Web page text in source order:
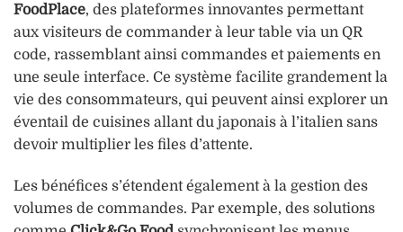
FoodPlace, des plateformes innovantes permettant
aux visiteurs de commander à leur table via un QR
code, rassemblant ainsi commandes et paiements en
une seule interface. Ce système facilite grandement la
vie des consommateurs, qui peuvent ainsi explorer un
éventail de cuisines allant du japonais à l’italien sans
devoir multiplier les files d’attente.
Les bénéfices s’étendent également à la gestion des
volumes de commandes. Par exemple, des solutions